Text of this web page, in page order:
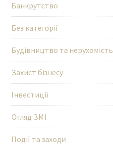
Банкрутство
Без категорії
Будівництво та нерухомість
Захист бізнесу
Інвестиції
Огляд ЗМІ
Події та заходи